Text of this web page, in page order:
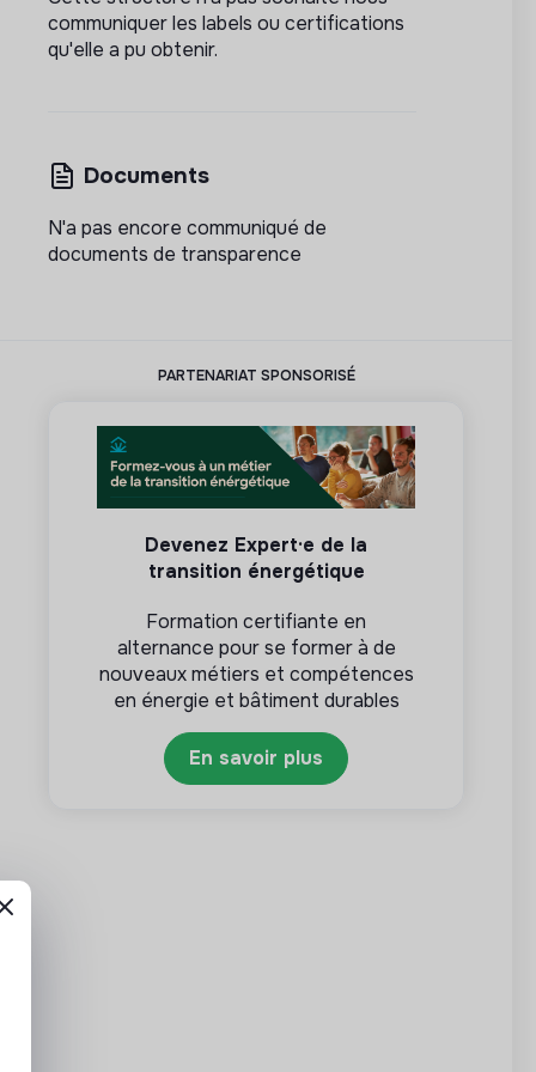
communiquer les labels ou certifications
qu'elle a pu obtenir.
Documents
N'a pas encore communiqué de
documents de transparence
PARTENARIAT SPONSORISÉ
Devenez Expert·e de la
transition énergétique
Formation certifiante en
alternance pour se former à de
nouveaux métiers et compétences
en énergie et bâtiment durables
En savoir plus